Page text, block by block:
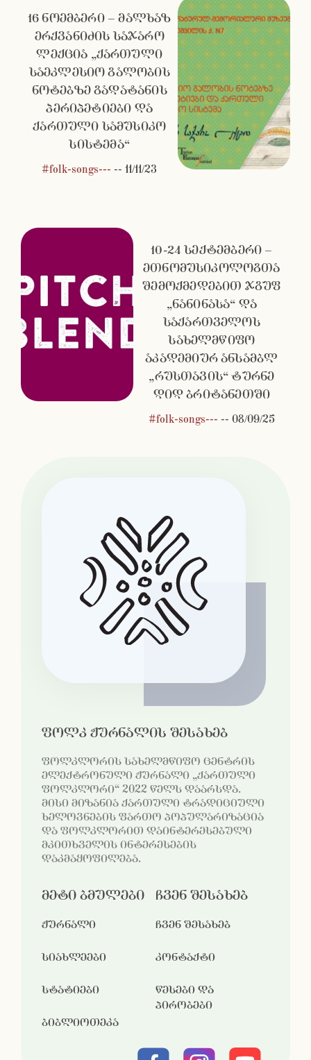
16 ნოემბერი – მალხაზ
ერქვანიძის საჯარო
ლექცია „ქართული
საეკლესიო გალობის
ნოტებზე გადატანის
პერიპეტიები და
ქართული სამუსიკო
სისტემა“
#folk-songs--- -- 11/11/23
10-24 სექტემბერი –
ეთნომუსიკოლოგთა
შემოქმედებით ჯგუფ
„ნანინასა“ და
საქართველოს
სახელმწიფო
აკადემიურ ანსამბლ
„რუსთავის“ ტურნე
დიდ ბრიტანეთში
#folk-songs--- -- 08/09/25
ფოლკ ჟურნალის შესახებ
ფოლკლორის სახელმწიფო ცენტრის
ელექტრონული ჟურნალი „ქართული
ფოლკლორი“ 2022 წელს დაარსდა.
მისი მიზანია ქართული ტრადიციული
ხელოვნების ფართო პოპულარიზაცია
და ფოლკლორით დაინტერესებული
მკითხველის ინტერესების
დაკმაყოფილება.
მეტი ბმულები
ჟურნალი
სიახლეები
სტატიები
ბიბლიოთეკა
ჩვენ შესახებ
ჩვენ შესახებ
კონტაქტი
წესები და
პირობები